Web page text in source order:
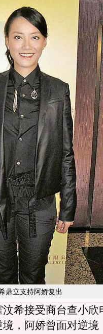
鼎立支持阿娇复出
接受商台查小欣
，阿娇曾面对逆境